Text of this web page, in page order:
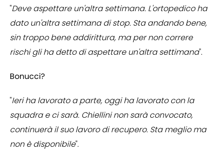
"Deve aspettare un'altra settimana. L'ortopedico ha
dato un'altra settimana di stop. Sta andando bene,
sin troppo bene addirittura, ma per non correre
rischi gli ha detto di aspettare un'altra settimana".
Bonucci?
"Ieri ha lavorato a parte, oggi ha lavorato con la
squadra e ci sarà. Chiellini non sarà convocato,
continuerà il suo lavoro di recupero. Sta meglio ma
non è disponibile".